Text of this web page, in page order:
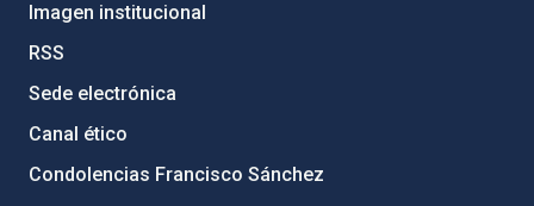
Imagen institucional
RSS
Sede electrónica
Canal ético
Condolencias Francisco Sánchez